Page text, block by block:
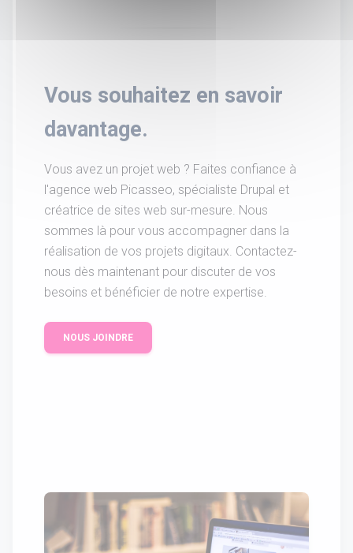
Vous souhaitez en savoir
davantage.
Vous avez un projet web ? Faites confiance à
l'agence web Picasseo, spécialiste Drupal et
créatrice de sites web sur-mesure. Nous
sommes là pour vous accompagner dans la
réalisation de vos projets digitaux. Contactez-
nous dès maintenant pour discuter de vos
besoins et bénéficier de notre expertise.
NOUS JOINDRE